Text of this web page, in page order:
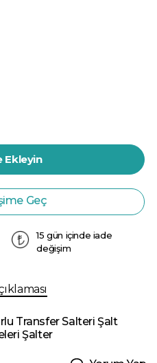
Ekleyin
Geç
15 gün içinde iade
değişim
Transfer Salteri Şalt
Şalter